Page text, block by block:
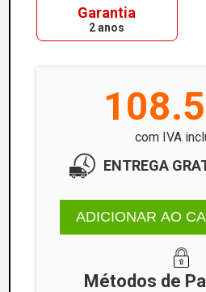
Garantia
2 anos
com IVA
ENTREGA
ADICIONAR AO
Métodos de